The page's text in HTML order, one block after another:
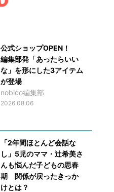
公式ショップOPEN！
編集部発「あったらいい
な」を形にした3アイテム
が登場
nobico編集部
2026.08.06
「2年間ほとんど会話な
し」5児のママ・辻希美さ
んも悩んだ子どもの思春
期 関係が戻ったきっか
けとは？